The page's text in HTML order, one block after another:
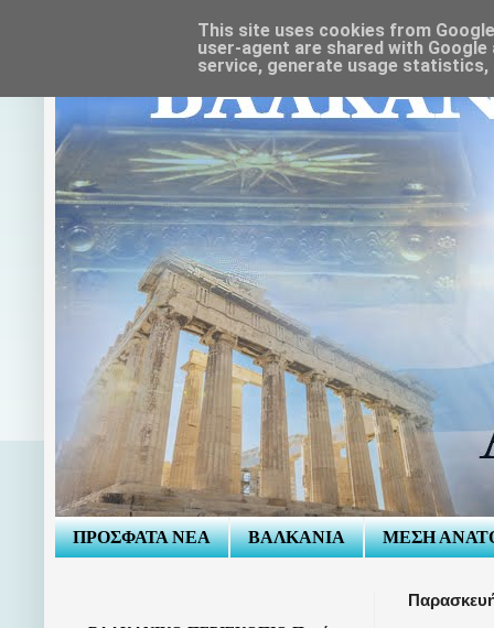
ΠΡΟΣΦΑΤΑ ΝΕΑ ΒΑΛΚΑΝΙΑ ΜΕΣΗ
This site uses cookies from
user-agent are shared with
service, generate usage statistics,